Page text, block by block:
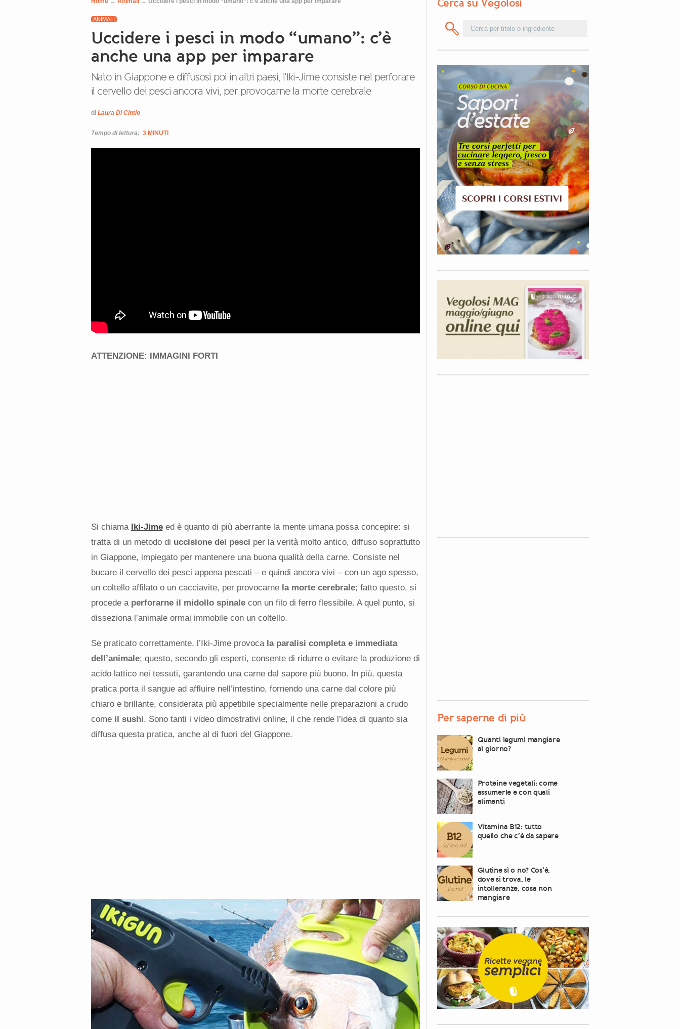
ANIMALI
Uccidere i pesci in modo “umano”: c’è
anche una app per imparare
Nato in Giappone e diffusosi poi in altri paesi, l’Iki-Jime consiste nel perforare
il cervello dei pesci ancora vivi, per provocarne la morte cerebrale
di Laura Di Cintio
Tempo di lettura: 3 MINUTI
ATTENZIONE: IMMAGINI FORTI
Si chiama Iki-Jimeed è quanto di più aberrante la mente umana possa concepire: si
tratta di un metodo di uccisione dei pesci per la verità molto antico, diffuso soprattutto
in Giappone, impiegato per mantenere una buona qualità della carne. Consiste nel
bucare il cervello dei pesci appena pescati – e quindi ancora vivi – con un ago spesso,
un coltello affilato o un cacciavite, per provocarne la morte cerebrale; fatto questo, si
procede aperforarneil midollo spinalecon un filo di ferro flessibile. A quel punto, si
disseziona l’animale ormai immobile con un coltello.
Se praticato correttamente, l’Iki-Jime provoca la paralisi completa e immediata
dell’animale; questo, secondo gli esperti, consente di ridurre o evitare la produzione di
acido lattico nei tessuti, garantendo una carne dal sapore più buono. In più, questa
pratica porta il sangue ad affluire nell’intestino, fornendo una carne dal colore più
chiaro e brillante, considerata più appetibile specialmente nelle preparazioni a crudo
come il sushi. Sono tanti i video dimostrativi online, il che rende l’idea di quanto sia
diffusa questa pratica, anche al di fuori del Giappone.
Cerca su Vegolosi
Per saperne di più
Quanti legumi mangiare
al giorno?
Proteine vegetali: come
assumerle e con quali
alimenti
Vitamina B12: tutto
quello che c’è da sapere
Glutine sì o no? Cos’è,
dove si trova, le
intolleranze, cosa non
mangiare